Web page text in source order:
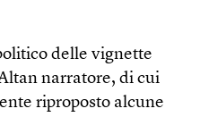
delle vignette
narratore, di cui
riproposto alcune